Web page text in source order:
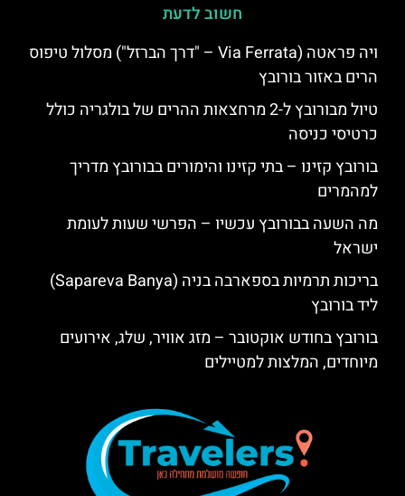
חשוב לדעת
ויה פראטה (Via Ferrata – "דרך הברזל") מסלול טיפוס
הרים באזור בורובץ
טיול מבורובץ ל-2 מרחצאות ההרים של בולגריה כולל
כרטיסי כניסה
בורובץ קזינו – בתי קזינו והימורים בבורובץ מדריך
למהמרים
מה השעה בבורובץ עכשיו – הפרשי שעות לעומת
ישראל
בריכות תרמיות בספארבה בניה (Sapareva Banya)
ליד בורובץ
בורובץ בחודש אוקטובר – מזג אוויר, שלג, אירועים
מיוחדים, המלצות למטיילים